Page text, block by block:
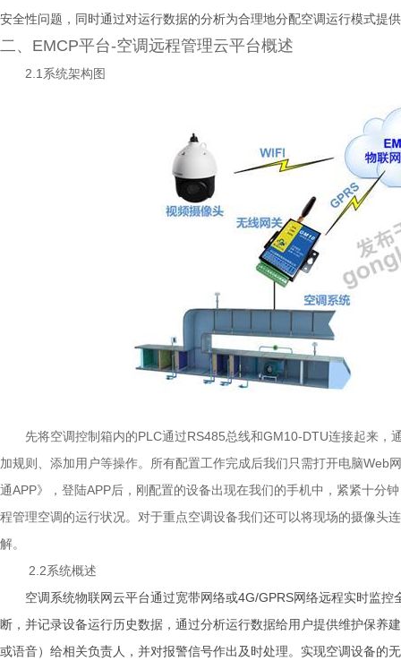
安全性问题，同时通过对运行数据的分析为合理地分配空调运行模式提
二、EMCP平台-空调远程管理云平台概述
2.1 系统架构图
先将空调控制箱内的PLC通过RS485总线和GM10-DTU连接起来
加规则、添加用户等操作。所有配置工作完成后我们只需打开电脑
通APP》，登陆APP后，刚配置的设备出现在我们的手机中，紧紧十分
程管理空调的运行状况。对于重点空调设备我们还可以将现场的摄像头
解。
2.2系统概述
空调系统物联网云平台通过宽带网络或4G/GPRS网络远程实时监
断，并记录设备运行历史数据，通过分析运行数据给用户提供维护保养
或语音）给相关负责人，并对报警信号作出及时处理。实现空调设备的